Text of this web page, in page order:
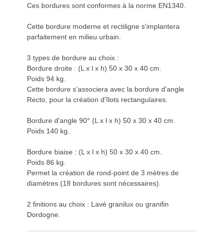
Ces bordures sont conformes à la norme EN1340.
Cette bordure moderne et rectiligne s'implantera
parfaitement en milieu urbain.
3 types de bordure au choix :
Bordure droite : (L x l x h) 50 x 30 x 40 cm.
Poids 94 kg.
Cette bordure s'associera avec la bordure d'angle
Recto, pour la création d'îlots rectangulaires.
Bordure d'angle 90° (L x l x h) 50 x 30 x 40 cm.
Poids 140 kg.
Bordure biaise : (L x l x h) 50 x 30 x 40 cm.
Poids 86 kg.
Permet la création de rond-point de 3 mètres de
diamètres (18 bordures sont nécessaires).
2 finitions au choix : Lavé granilux ou granifin
Dordogne.